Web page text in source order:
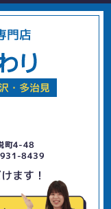
門店
・多治見
町4-48
8439
ます！